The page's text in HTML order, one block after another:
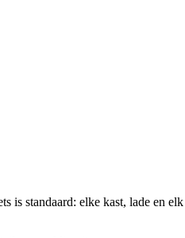
is standaard: elke kast, lade en